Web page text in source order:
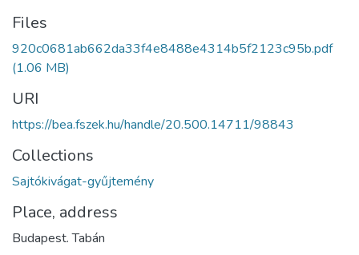
Files
920c0681ab662da33f4e8488e4314b5f2123c95b.pdf
(1.06 MB)
URI
https://bea.fszek.hu/handle/20.500.14711/98843
Collections
Sajtókivágat-gyűjtemény
Place, address
Budapest. Tabán